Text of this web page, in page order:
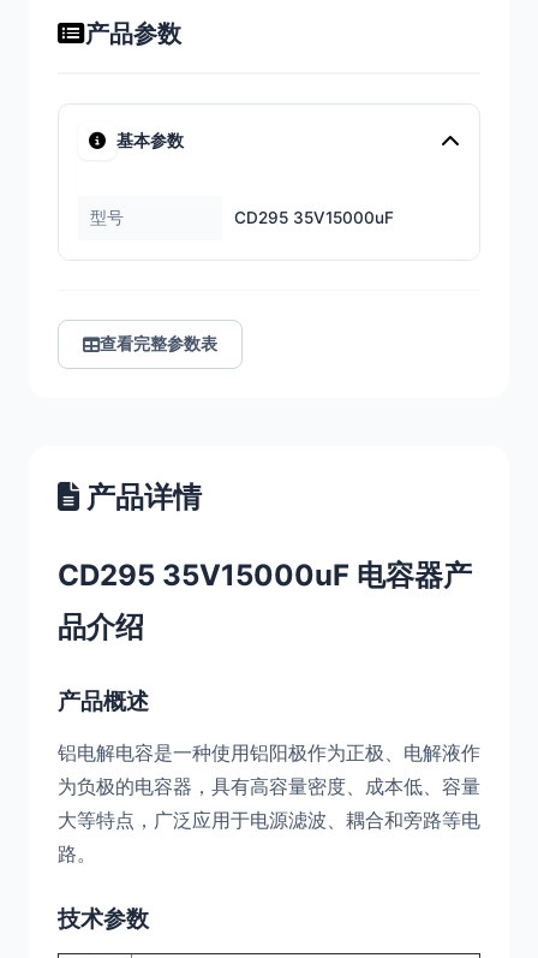
产品参数
基本参数
型号 CD295 35V15000uF
查看完整参数表
产品详情
CD295 35V15000uF 电容器产
品介绍
产品概述
铝电解电容是一种使用铝阳极作为正极、电解液作
为负极的电容器，具有高容量密度、成本低、容量
大等特点，广泛应用于电源滤波、耦合和旁路等电
路。
技术参数